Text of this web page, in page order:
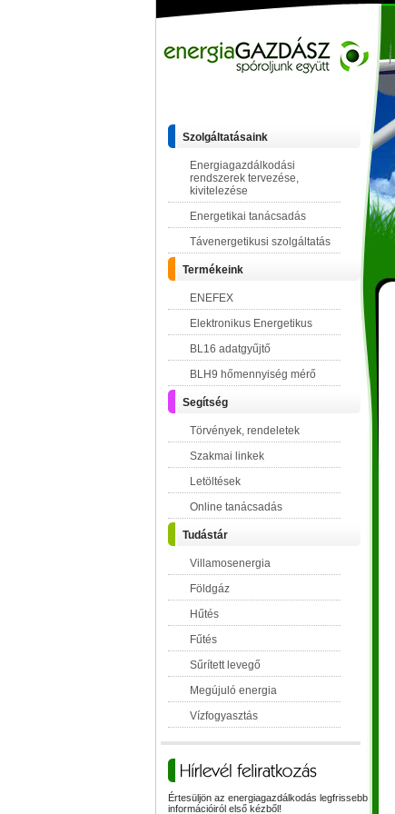
Szolgáltatásaink
Energiagazdálkodási
rendszerek tervezése,
kivitelezése
Energetikai tanácsadás
Távenergetikusi szolgáltatás
Termékeink
ENEFEX
Elektronikus Energetikus
BL16 adatgyűjtő
BLH9 hőmennyiség mérő
Segítség
Törvények, rendeletek
Szakmai linkek
Letöltések
Online tanácsadás
Tudástár
Villamosenergia
Földgáz
Hűtés
Fűtés
Sűrített levegő
Megújuló energia
Vízfogyasztás
Értesüljön az energiagazdálkodás legfrissebb
információiról első kézből!